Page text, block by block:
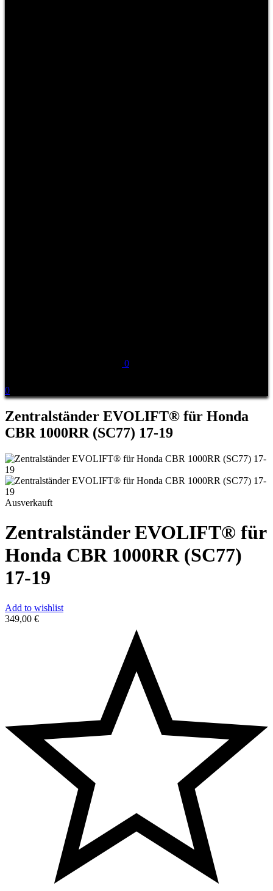
0
0
Zentralständer EVOLIFT® für Honda
CBR 1000RR (SC77) 17-19
Ausverkauft
Zentralständer EVOLIFT® für
Honda CBR 1000RR (SC77)
17-19
Add to wishlist
349,00 €